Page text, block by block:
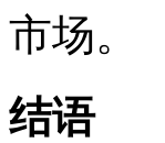
市场。
结语